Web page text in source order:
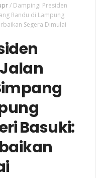
/ Dampingi Presiden
Randu di Lampung
Segera Dimulai
Basuki: